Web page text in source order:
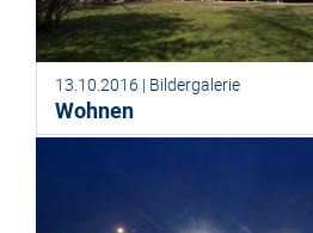
13.10.2016 | Bildergalerie
Wohnen